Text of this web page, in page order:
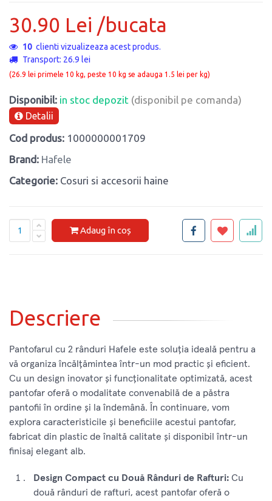
30.90 Lei /bucata
3clienti vizualizeaza acest produs.
Transport: 26.9 lei
(26.9 lei primele 10 kg, peste 10 kg se adauga 1.5 lei per kg)
Disponibil: in stoc depozit (disponibil pe comanda)
Detalii
Cod produs: 1000000001709
Brand: Hafele
Categorie: Cosuri si accesorii haine
Adaug în coș
Descriere
Pantofarul cu 2 rânduri Hafele este soluția ideală pentru a
vă organiza încălțămintea într-un mod practic și eficient.
Cu un design inovator și funcționalitate optimizată, acest
pantofar oferă o modalitate convenabilă de a păstra
pantofii în ordine și la îndemână. În continuare, vom
explora caracteristicile și beneficiile acestui pantofar,
fabricat din plastic de înaltă calitate și disponibil într-un
finisaj elegant alb.
Design Compact cu Două Rânduri de Rafturi: Cu
două rânduri de rafturi, acest pantofar oferă o